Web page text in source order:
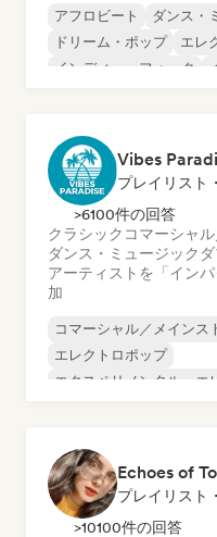
アフロビート ダンス・
ドリーム・ポップ
エレ
インディー・フォーク
Vibes
プレイリスト
>6100件の回答
クラシック コマーシャ
ダンス・ミュージック
アーティストを「イン
加
コマーシャル／メインス
エレクトロポップ
エクスペリメンタル・エ
Echoes of
プレイリスト
>10100件の回答